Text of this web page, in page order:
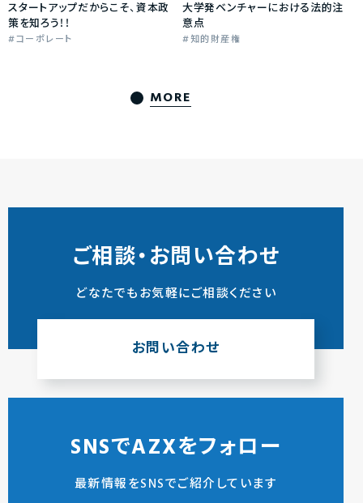
スタートアップだからこそ、資本政
策を知ろう！！
コーポレート
大学発ベンチャーにおける法的注
意点
知的財産権
MORE
ご相談・お問い合わせ
どなたでもお気軽にご相談ください
お問い合わせ
SNSでAZXをフォロー
最新情報をSNSでご紹介しています